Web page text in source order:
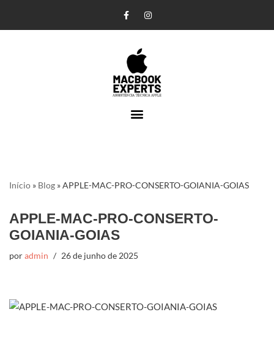
Pular
Início » Blog »APPLE-MAC-PRO-CONSERTO-GOIANIA-GOIAS
APPLE-MAC-PRO-CONSERTO-
GOIANIA-GOIAS
poradmin 26 de junho de 2025